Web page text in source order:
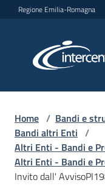
Vai al contenuto
Vai alla navigazione
Vai al footer
Regione Emilia-Romagna
L'Agenzia
Home / Bandi e
Bandi altri Enti /
Altri Enti - Bandi e
Altri Enti - Bandi e
Invito dall'